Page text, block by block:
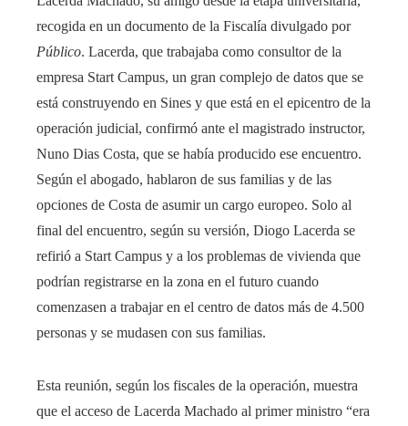
recogida en un documento de la Fiscalía divulgado por
Público. Lacerda, que trabajaba como consultor de la
empresa Start Campus, un gran complejo de datos que se
está construyendo en Sines y que está en el epicentro de la
operación judicial, confirmó ante el magistrado instructor,
Nuno Dias Costa, que se había producido ese encuentro.
Según el abogado, hablaron de sus familias y de las
opciones de Costa de asumir un cargo europeo. Solo al
final del encuentro, según su versión, Diogo Lacerda se
refirió a Start Campus y a los problemas de vivienda que
podrían registrarse en la zona en el futuro cuando
comenzasen a trabajar en el centro de datos más de 4.500
personas y se mudasen con sus familias.
Esta reunión, según los fiscales de la operación, muestra
que el acceso de Lacerda Machado al primer ministro “era